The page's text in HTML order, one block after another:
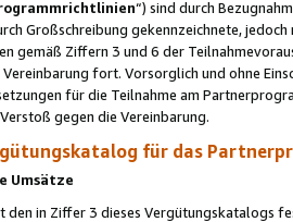
“) sind durch
Großschreibung gekennzeichnete,
gemäß Ziffern 3 und 6 der
fort. Vorsorglich und ohne
für die Teilnahme am
gegen die Vereinbarung.
für das
Umsätze
den in Ziffer 3 dieses Vergütungskatalogs